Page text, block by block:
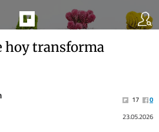
hoy transforma
17
0
23.05.2026